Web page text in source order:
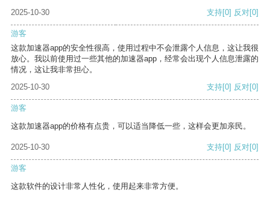
2025-10-30 支持[0] 反对[0]
游客
这款加速器app的安全性很高，使用过程中不会泄露个人信息，这让我很
放心。我以前使用过一些其他的加速器app，经常会出现个人信息泄露的
情况，这让我非常担心。
2025-10-30
支持[0] 反对[0]
游客
这款加速器app的价格有点贵，可以适当降低一些，这样会更加亲民。
2025-10-30 支持[0] 反对[0]
游客
这款软件的设计非常人性化，使用起来非常方便。